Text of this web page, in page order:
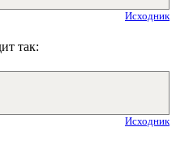
Исходник
так:
Исходник